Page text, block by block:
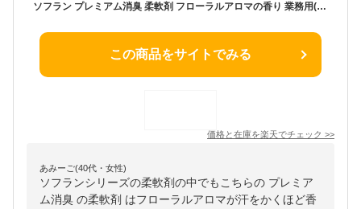
ソフラン プレミアム消臭 柔軟剤 フローラルアロマの香り 業務用(4L)【ソフラン】
この商品をサイトでみる
価格と在庫を楽天でチェック >>
あみーご(40代・女性)
ソフランシリーズの柔軟剤の中でもこちらの プレミア
ム消臭 の柔軟剤 はフローラルアロマが汗をかくほど香